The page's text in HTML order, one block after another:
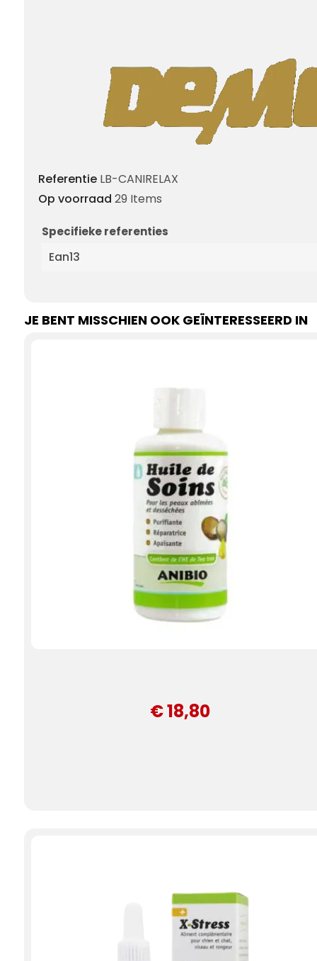
Referentie LB-CANIRELAX
Op voorraad 29 Items
Specifieke referenties
Ean13
JE BENT MISSCHIEN OOK GEÏNTERESSEERD IN
€ 18,80